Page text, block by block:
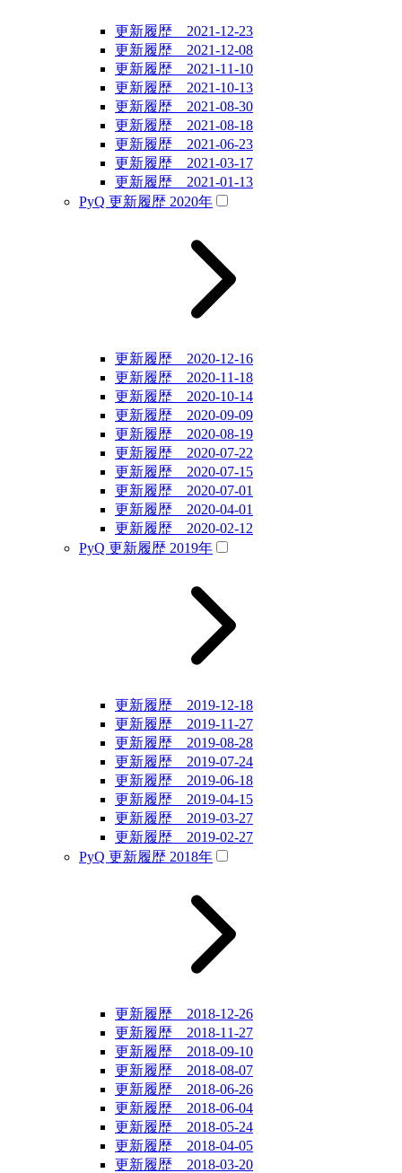
更新履歴 2021-12-23
更新履歴 2021-12-08
更新履歴 2021-11-10
更新履歴 2021-10-13
更新履歴 2021-08-30
更新履歴 2021-08-18
更新履歴 2021-06-23
更新履歴 2021-03-17
更新履歴 2021-01-13
PyQ 更新履歴 2020年
更新履歴 2020-12-16
更新履歴 2020-11-18
更新履歴 2020-10-14
更新履歴 2020-09-09
更新履歴 2020-08-19
更新履歴 2020-07-22
更新履歴 2020-07-15
更新履歴 2020-07-01
更新履歴 2020-04-01
更新履歴 2020-02-12
PyQ 更新履歴 2019年
更新履歴 2019-12-18
更新履歴 2019-11-27
更新履歴 2019-08-28
更新履歴 2019-07-24
更新履歴 2019-06-18
更新履歴 2019-04-15
更新履歴 2019-03-27
更新履歴 2019-02-27
PyQ 更新履歴 2018年
更新履歴 2018-12-26
更新履歴 2018-11-27
更新履歴 2018-09-10
更新履歴 2018-08-07
更新履歴 2018-06-26
更新履歴 2018-06-04
更新履歴 2018-05-24
更新履歴 2018-04-05
更新履歴 2018-03-20